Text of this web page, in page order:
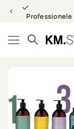
Professionele